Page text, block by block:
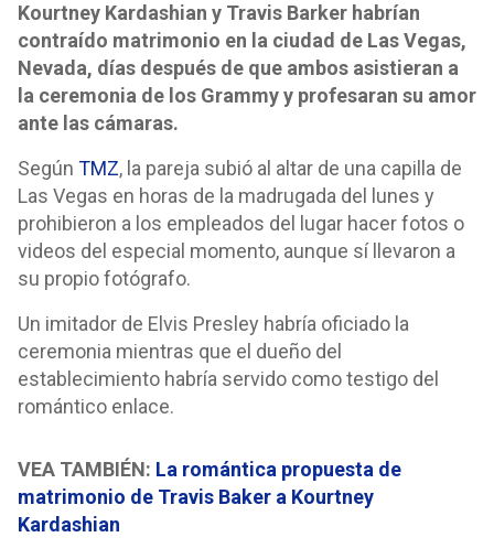
Kourtney Kardashian y Travis Barker habrían
contraído matrimonio en la ciudad de Las Vegas,
Nevada, días después de que ambos asistieran a
la ceremonia de los Grammy y profesaran su amor
ante las cámaras.
Según TMZ, la pareja subió al altar de una capilla de
Las Vegas en horas de la madrugada del lunes y
prohibieron a los empleados del lugar hacer fotos o
videos del especial momento, aunque sí llevaron a
su propio fotógrafo.
Un imitador de Elvis Presley habría oficiado la
ceremonia mientras que el dueño del
establecimiento habría servido como testigo del
romántico enlace.
VEA TAMBIÉN: La romántica propuesta de
matrimonio de Travis Baker a Kourtney
Kardashian